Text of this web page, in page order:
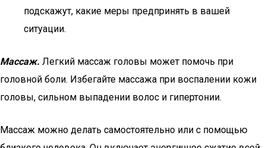
подскажут, какие меры предпринять в вашей
ситуации.
Массаж. Легкий массаж головы может помочь при
головной боли. Избегайте массажа при воспалении кожи
головы, сильном выпадении волос и гипертонии.
Массаж можно делать самостоятельно или с помощью